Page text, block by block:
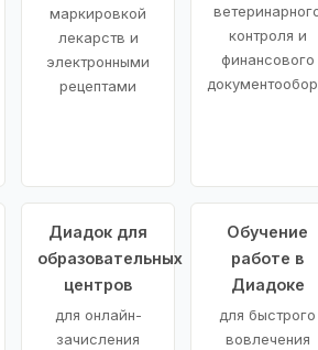
маркировкой
лекарств и
электронными
рецептами
контроля и
финансового
Диадок для
образовательных
центров
для онлайн-
зачисления
Обучение
работе в
Диадоке
для быстрого
вовлечения